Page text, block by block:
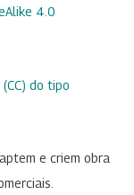
4.0
do tipo
e criem obra